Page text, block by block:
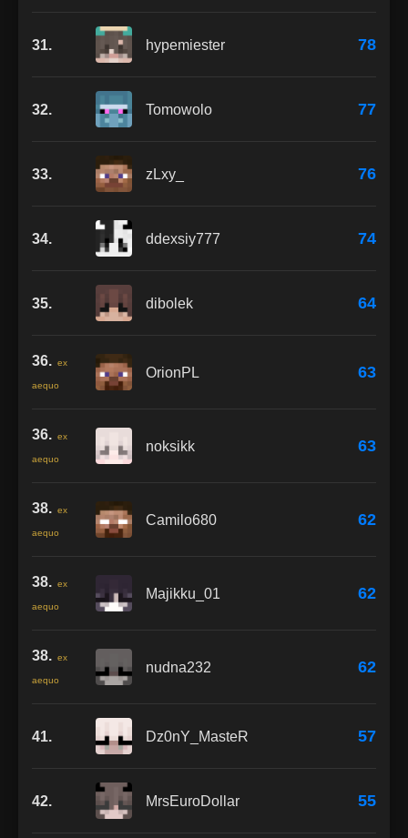
31. hypemiester 78
32. Tomowolo 77
33. zLxy_ 76
34. ddexsiy777 74
35. dibolek 64
36. ex
aequo
OrionPL 63
36. ex
aequo
noksikk 63
38. ex
aequo
Camilo680 62
38. ex
aequo
Majikku_01 62
38. ex
aequo
nudna232 62
41. Dz0nY_MasteR 57
42. MrsEuroDollar 55